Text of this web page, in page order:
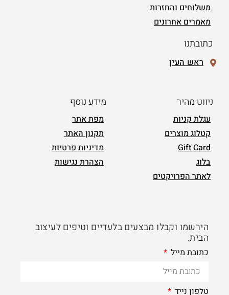
משלוחים והחזרות
מאמרים אחרונים
כתובתנו
ראש העין
ניווט מהיר
עגלת קניות
קטלוג מוצרים
Gift Card
בלוג
לאתר הפרויקטים
מידע נוסף
מפת אתר
תקנון האתר
מדיניות פרטיות
הצהרת נגישות
הירשמו וקבלו מבצעים בלעדיים וטיפים לעיצוב
הבית.
כתובת מייל
טלפון נייד